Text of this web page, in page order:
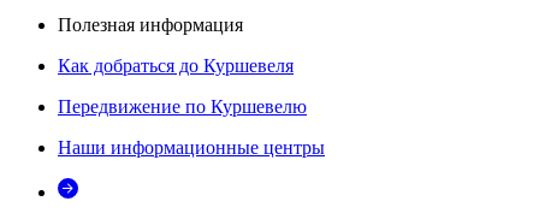
Полезная информация
Как добраться до Куршевеля
Передвижение по Куршевелю
Наши информационные центры